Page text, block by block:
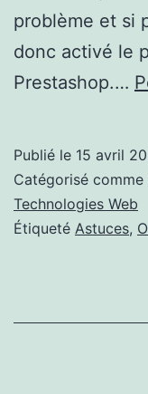
problème et si
donc activé le
Prestashop.…
Publié le 15 avril
Catégorisé comme
Technologies Web
Étiqueté Astuces,